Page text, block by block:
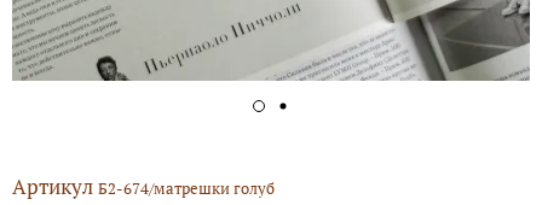
Артикул Б2-674/матрешки голуб